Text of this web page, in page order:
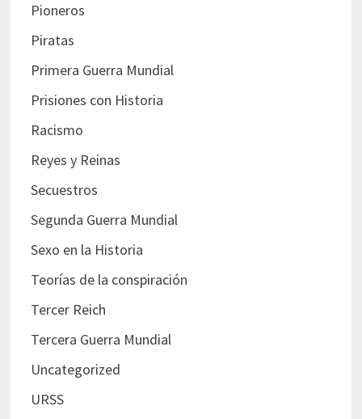
Pioneros
Piratas
Primera Guerra Mundial
Prisiones con Historia
Racismo
Reyes y Reinas
Secuestros
Segunda Guerra Mundial
Sexo en la Historia
Teorías de la conspiración
Tercer Reich
Tercera Guerra Mundial
Uncategorized
URSS